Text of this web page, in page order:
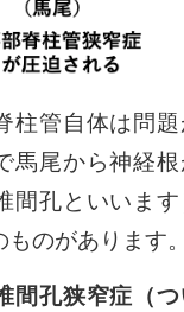
柱管自体は問
馬尾から神経
間孔といいま
のがあります。
間孔狭窄症（